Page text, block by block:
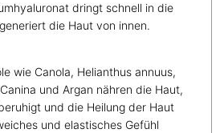
dringt schnell in die
die Haut von innen.
wie Canola, Helianthus annuus,
und Argan nähren die Haut,
und die Heilung der Haut
und elastisches Gefühl